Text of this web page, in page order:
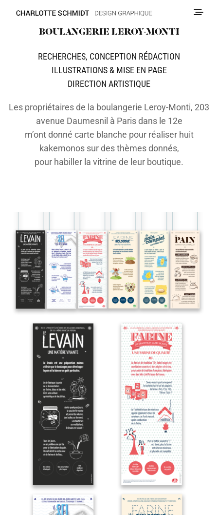
BOULANGERIE LEROY-MONTI
RECHERCHES, CONCEPTION RÉDACTION
ILLUSTRATIONS & MISE EN PAGE
DIRECTION ARTISTIQUE
Les propriétaires de la boulangerie Leroy-Monti, 203
avenue Daumesnil à Paris dans le 12e
m’ont donné carte blanche pour réaliser huit
kakemonos sur des thèmes donnés,
pour habiller la vitrine de leur boutique.